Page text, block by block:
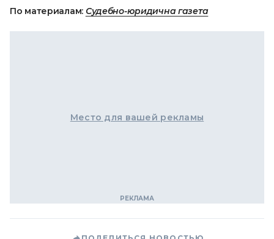
По материалам: Судебно-юридична газета
Место для вашей рекламы